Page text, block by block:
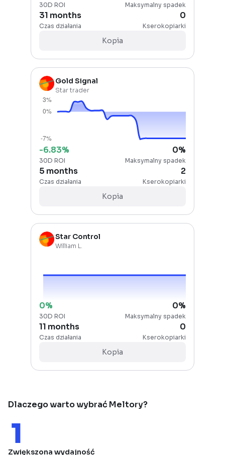
30D ROI Maksymalny spadek
31 months
Czas działania
0
Kserokopiarki
Kopia
Gold Signal
Star trader
-6.83%
30D ROI
0%
Maksymalny spadek
5 months
Czas działania
2
Kserokopiarki
Kopia
Star Control
William L.
0%
30D ROI
0%
Maksymalny spadek
11 months
Czas działania
0
Kserokopiarki
Kopia
Dlaczego warto wybrać Meltory?
Zwiększona wydajność